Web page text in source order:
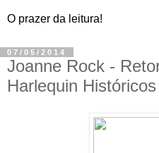
O prazer da leitura!
07/05/2014
Joanne Rock -
Harlequin Históricos